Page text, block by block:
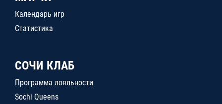
Календарь игр
Статистика
СОЧИ КЛАБ
Программа лояльности
Sochi Queens